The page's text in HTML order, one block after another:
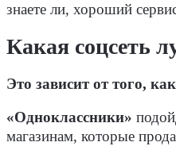
знаете ли, хороший
Какая соцсеть
Это зависит от того,
«Одноклассники»
магазинам, которые